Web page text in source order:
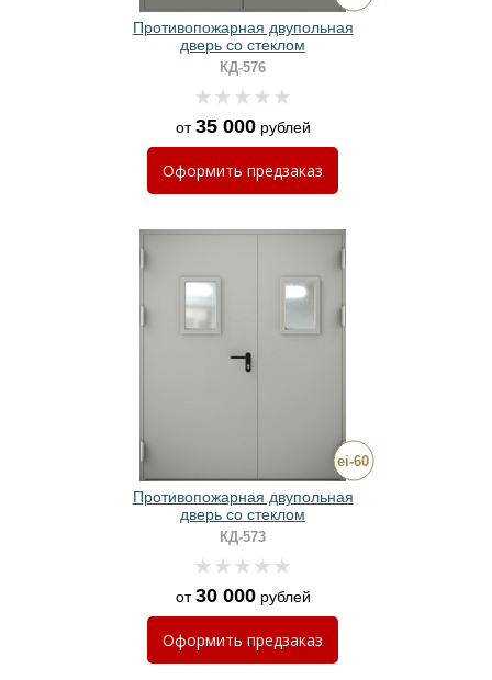
Противопожарная двупольная
дверь со стеклом
КД-576
от35 000рублей
Оформить предзаказ
Противопожарная двупольная
дверь со стеклом
КД-573
от30 000рублей
Оформить предзаказ